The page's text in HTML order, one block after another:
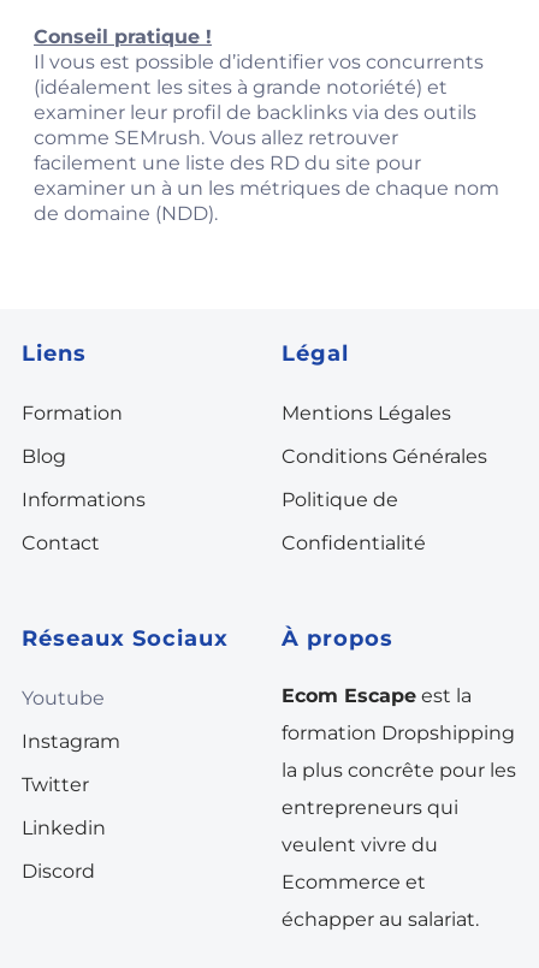
Conseil pratique !
Il vous est possible d’identifier vos concurrents
(idéalement les sites à grande notoriété) et
examiner leur profil de backlinks via des outils
comme SEMrush. Vous allez retrouver
facilement une liste des RD du site pour
examiner un à un les métriques de chaque nom
de domaine (NDD).
Liens
Formation
Blog
Informations
Contact
Légal
Mentions Légales
Conditions Générales
Politique de
Confidentialité
Réseaux Sociaux
Youtube
Instagram
Twitter
Linkedin
Discord
À propos
Ecom Escape est la
formation Dropshipping
la plus concrête pour les
entrepreneurs qui
veulent vivre du
Ecommerce et
échapper au salariat.